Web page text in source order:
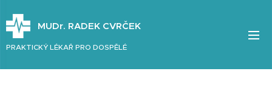
MUDr. RADEK CVRČEK
PRAKTICKÝ LÉKAŘ PRO DOSPĚLÉ